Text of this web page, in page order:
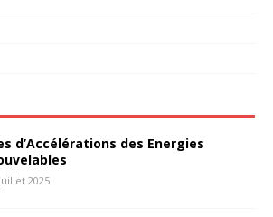
d’Accélérations des Energies
2025